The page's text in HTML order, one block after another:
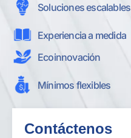
Soluciones escalables
Experiencia a medida
Ecoinnovación
Mínimos flexibles
Contáctenos